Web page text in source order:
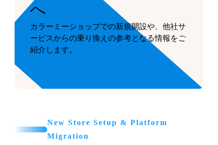
へ
カラーミーショップでの新規開設や、他社サ
ービスからの乗り換えの参考となる情報をご
紹介します。
New Store Setup & Platform
Migration